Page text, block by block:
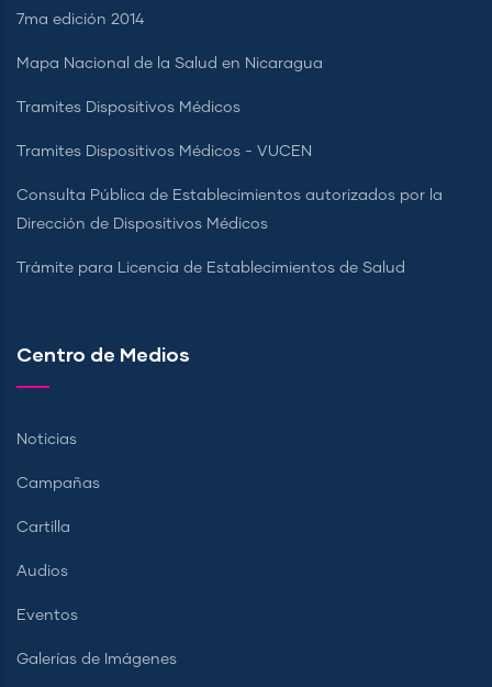
7ma edición 2014
Mapa Nacional de la Salud en Nicaragua
Tramites Dispositivos Médicos
Tramites Dispositivos Médicos - VUCEN
Consulta Pública de Establecimientos autorizados por la
Dirección de Dispositivos Médicos
Trámite para Licencia de Establecimientos de Salud
Centro de Medios
Noticias
Campañas
Cartilla
Audios
Eventos
Galerías de Imágenes